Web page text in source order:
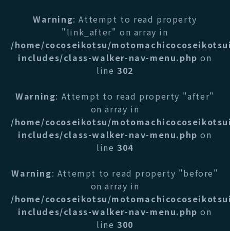
Warning: Attempt to read property
"link_after" on array in
/home/cocoseikotsu/
includes/class-walker-nav-menu.php on
line302
Warning: Attempt to read property "after"
on array in
/home/cocoseikotsu/
includes/class-walker-nav-menu.php on
line304
Warning: Attempt to read property "before"
on array in
/home/cocoseikotsu/
includes/class-walker-nav-menu.php on
line300